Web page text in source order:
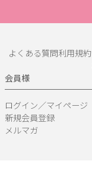
よくある質問利用規約
会員様
ログイン／マイページ
新規会員登録
メルマガ